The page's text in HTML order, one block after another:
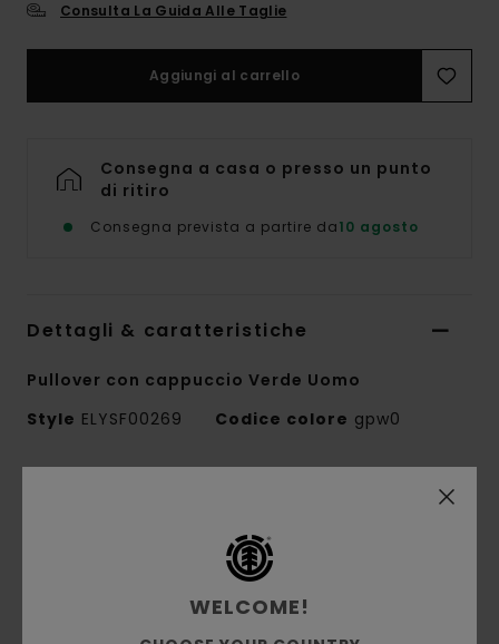
Consulta La Guida Alle Taglie
Aggiungi al carrello
Consegna a casa o presso un punto
di ritiro
Consegna prevista a partire da10 agosto
Dettagli & caratteristiche
Pullover con cappuccio Verde Uomo
Style ELYSF00269 Codice colore gpw0
collezione Mainline
spugna non spazzolata in 70%
cotone e 30% cotone riciclato [320 g/m2]
WELCOME!